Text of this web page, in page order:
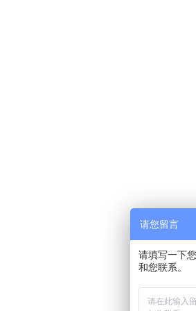
请您留言
请填写一下
和您联系。